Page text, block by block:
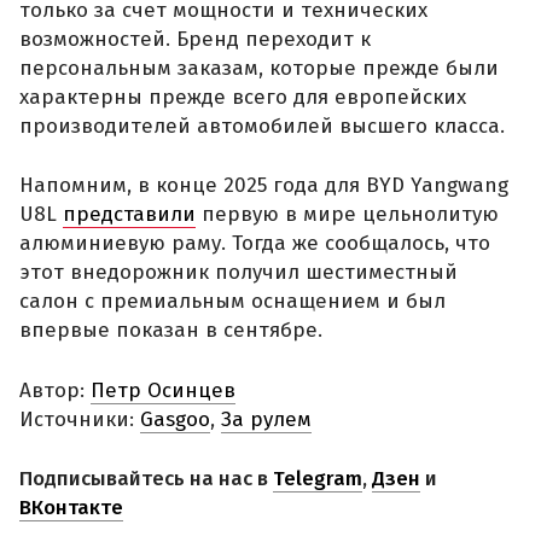
только за счет мощности и технических
возможностей. Бренд переходит к
персональным заказам, которые прежде были
характерны прежде всего для европейских
производителей автомобилей высшего класса.
Напомним, в конце 2025 года для BYD Yangwang
U8L представили первую в мире цельнолитую
алюминиевую раму. Тогда же сообщалось, что
этот внедорожник получил шестиместный
салон с премиальным оснащением и был
впервые показан в сентябре.
Автор: Петр Осинцев
Источники: Gasgoo, За рулем
Подписывайтесь на нас в Telegram,Дзен и
ВКонтакте